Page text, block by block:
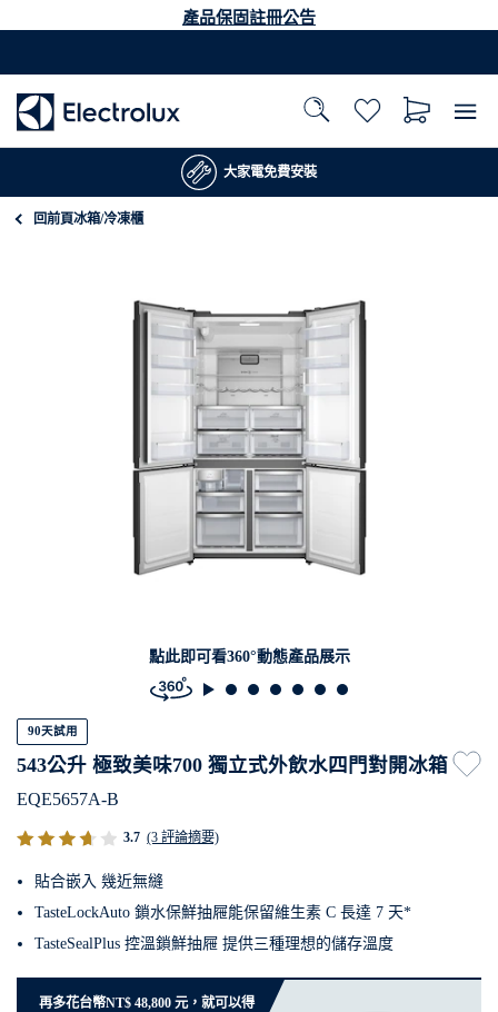
產品保固註冊公告
大家電免費安裝
回前頁冰箱/冷凍櫃
點此即可看360°動態產品展示
90天試用
543公升 極致美味700 獨立式外飲水四門對開冰箱
EQE5657A-B
3.7 (3 評論摘要)
貼合嵌入 幾近無縫
TasteLockAuto 鎖水保鮮抽屜能保留維生素 C 長達 7 天*
TasteSealPlus 控溫鎖鮮抽屜 提供三種理想的儲存溫度
再多花台幣NT$ 48,800 元，就可以得